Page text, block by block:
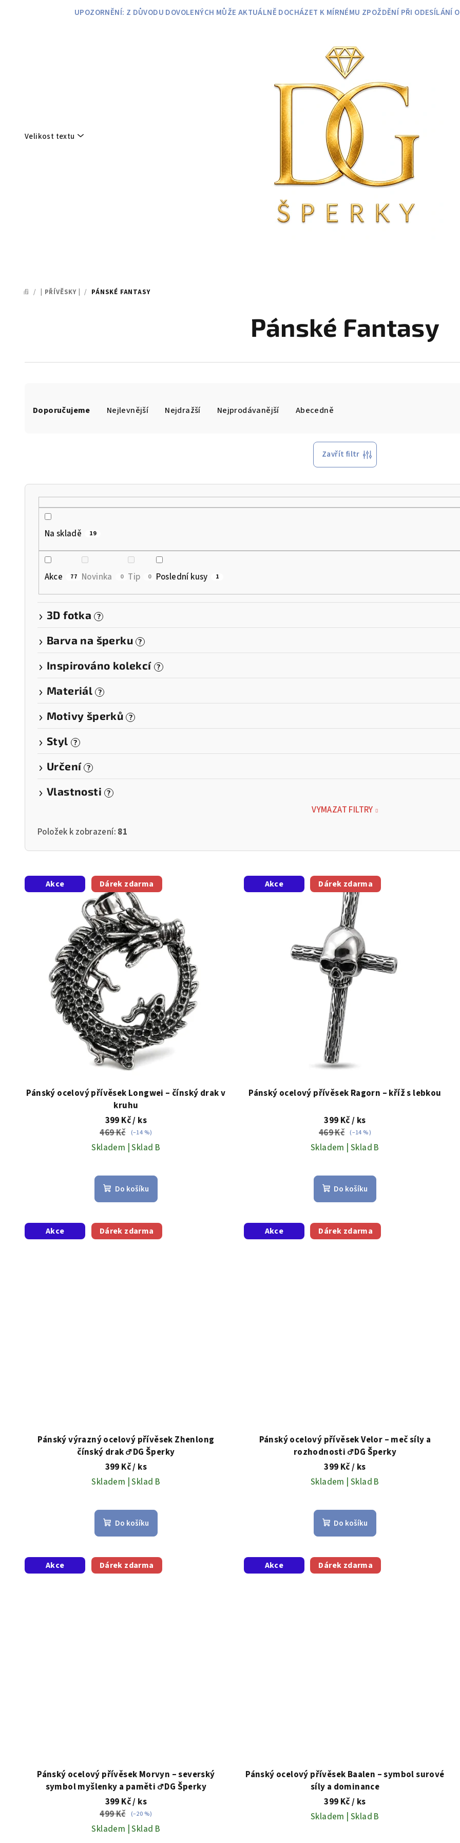
UPOZORNĚNÍ: Z DŮVODU DOVOLENÝCH MŮŽE AKTUÁLNĚ DOCHÁZET K MÍRNÉMU ZPOŽDĚNÍ PŘI ODESÍLÁNÍ
Velikost textu
DOMŮ
/ | PŘÍVĚSKY | / PÁNSKÉ FANTASY
Pánské Fantasy
aDoporučujeme Nejlevnější Nejdražší Nejprodávanější Abecedně
Zavřít filtr
Na skladě 19
Akce 77 Novinka 0 Tip 0 Poslední kusy 1
3D fotka ?
Barva na šperku ?
Inspirováno kolekcí ?
Materiál ?
Motivy šperků ?
Styl ?
Určení ?
Vlastnosti ?
VYMAZAT FILTRY
Položek k zobrazení: 81
V
ý
t
Akce Dárek zdarma
Pánský ocelový přívěsek Longwei – čínský drak v
kruhu
399 Kč/ ks
469 Kč
(–14 %)
Skladem | Sklad B
Do košíku
Akce Dárek zdarma
Pánský ocelový přívěsek Ragorn – kříž s lebkou
399 Kč/ ks
469 Kč (–14 %)
Skladem | Sklad B
Do košíku
Akce Dárek zdarma
Pánský výrazný ocelový přívěsek Zhenlong
čínský drak ♂️ DG Šperky
399 Kč/ ks
Skladem | Sklad B
Do košíku
Akce Dárek zdarma
Pánský ocelový přívěsek Velor – meč síly a
rozhodnosti ♂️ DG Šperky
399 Kč/ ks
Skladem | Sklad B
Do košíku
Akce Dárek zdarma
Pánský ocelový přívěsek Morvyn – severský
symbol myšlenky a paměti ♂️ DG Šperky
399 Kč/ ks
499 Kč
(–20 %)
Skladem | Sklad B
Akce Dárek zdarma
Pánský ocelový přívěsek Baalen – symbol surové
síly a dominance
399 Kč/ ks
Skladem | Sklad B